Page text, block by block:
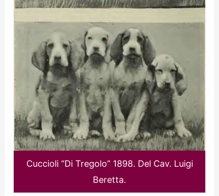
Cuccioli “Di Tregolo” 1898. Del Cav. Luigi
Beretta.